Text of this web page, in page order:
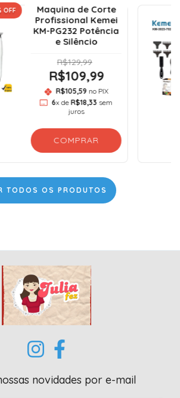
OFF
Maquina de Corte
Profissional Kemei
KM-PG232 Potência
e Silêncio
R$129,99
R$109,99
R$105,59 no PIX
6x de R$18,33 sem
juros
COMPRAR
TODOS OS PRODUTOS
novidades por e-mail